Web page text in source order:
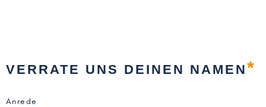
VERRATE UNS DEINEN NAMEN*
Anrede